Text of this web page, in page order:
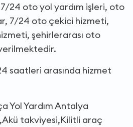
24 oto yol yardım işleri, oto
7/24 oto çekici hizmeti,
şehirlerarası oto
saatleri arasında hizmet
Yol Yardım Antalya
takviyesi,Kilitli araç